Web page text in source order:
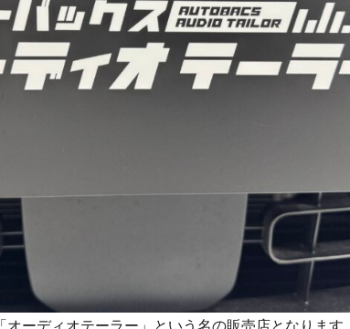
「オーディオテーラー」という名の販売店となります。